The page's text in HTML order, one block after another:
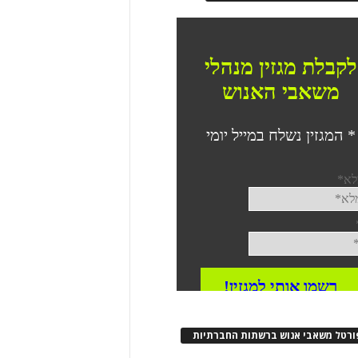
משאבי אנוש ברשתות החברתיות